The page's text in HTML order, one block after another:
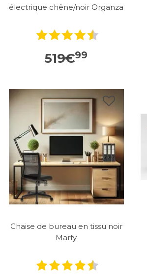
électrique chêne/noir Organza
519€99
Chaise de bureau en tissu noir
Marty